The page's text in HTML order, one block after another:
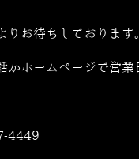
お待ちしております。
ホームページで営業
4449